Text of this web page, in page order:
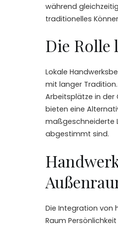
während
traditionelles
Die Rolle
Lokale
mit langer
Arbeitsplätze in der
bieten eine
maßgeschneiderte
abgestimmt sind.
Die Integration von
Raum